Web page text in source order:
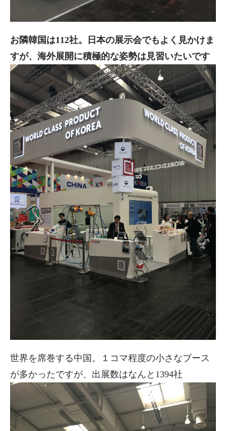
お隣韓国は112社。日本の展示会でもよく見かけま
すが、海外展開に積極的な姿勢は見習いたいです
世界を席巻する中国。１コマ程度の小さなブース
が多かったですが、出展数はなんと1394社